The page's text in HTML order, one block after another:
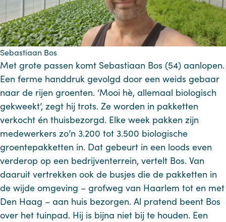
Sebastiaan Bos
Met grote passen komt Sebastiaan Bos (54) aanlopen.
Een ferme handdruk gevolgd door een weids gebaar
naar de rijen groenten. ‘Mooi hè, allemaal biologisch
gekweekt’, zegt hij trots. Ze worden in pakketten
verkocht én thuisbezorgd. Elke week pakken zijn
medewerkers zo’n 3.200 tot 3.500 biologische
groentepakketten in. Dat gebeurt in een loods even
verderop op een bedrijventerrein, vertelt Bos. Van
daaruit vertrekken ook de busjes die de pakketten in
de wijde omgeving – grofweg van Haarlem tot en met
Den Haag – aan huis bezorgen. Al pratend beent Bos
over het tuinpad. Hij is bijna niet bij te houden. Een